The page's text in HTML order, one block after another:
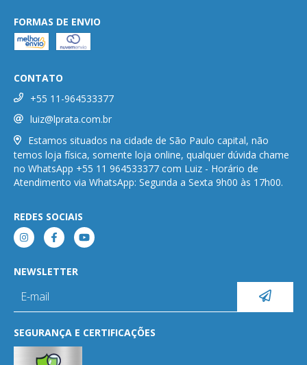
FORMAS DE ENVIO
CONTATO
+55 11-964533377
luiz@lprata.com.br
Estamos situados na cidade de São Paulo capital, não
temos loja física, somente loja online, qualquer dúvida chame
no WhatsApp +55 11 964533377 com Luiz - Horário de
Atendimento via WhatsApp: Segunda a Sexta 9h00 às 17h00.
REDES SOCIAIS
NEWSLETTER
SEGURANÇA E CERTIFICAÇÕES